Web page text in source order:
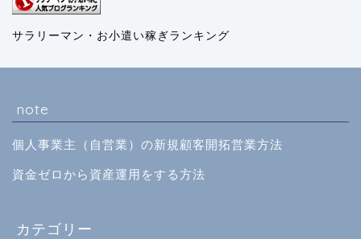
サラリーマン・お小遣い稼ぎランキング
note
個人事業主（自営業）の新規顧客開拓営業方法
資金ゼロから資産運用をする方法
カテゴリー